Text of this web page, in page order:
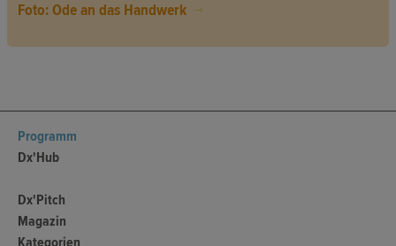
Foto: Ode an das Handwerk
Programm
Dx'Hub
Dx'Pitch
Magazin